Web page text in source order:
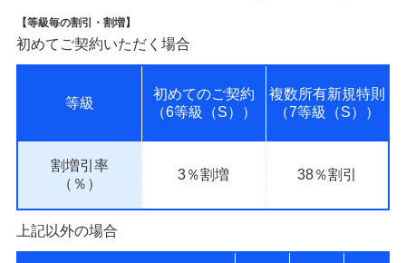
【等級毎の割引・割増】
初めてご契約いただく場合
等級
初めてのご契約
（6等級（S））
複数所有新規特則
（7等級（S））
割増引率
（％）
3％割増 38％割引
上記以外の場合